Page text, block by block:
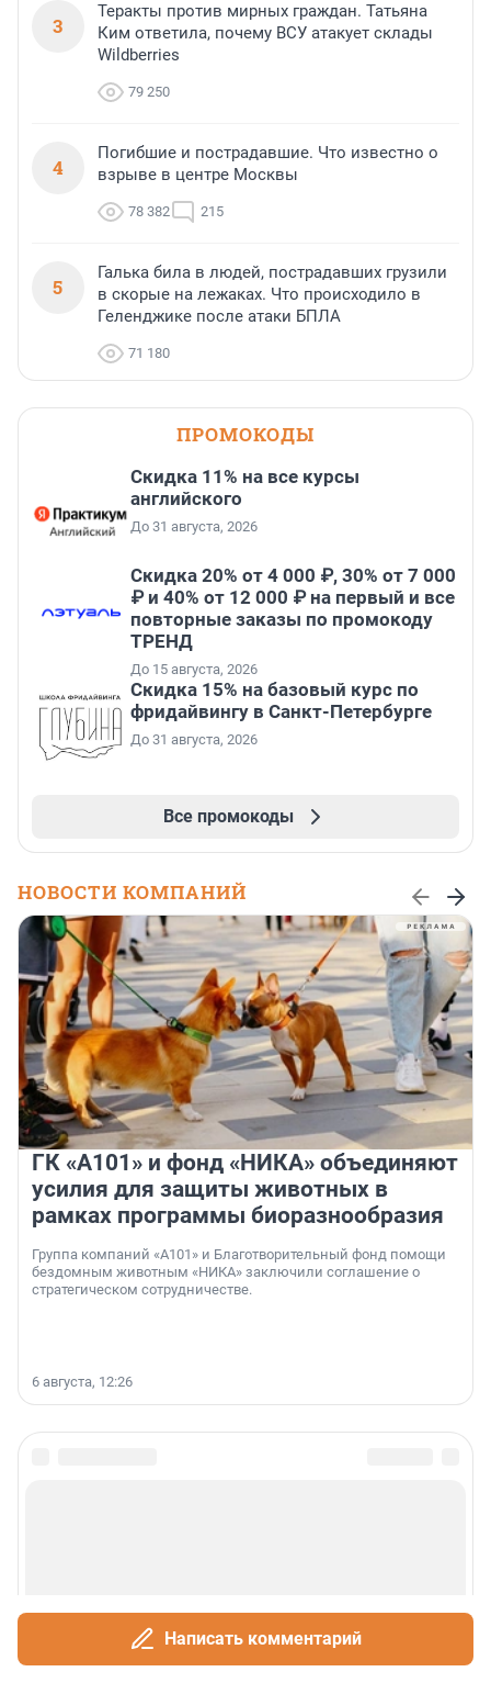
3
Теракты против мирных граждан. Татьяна
Ким ответила, почему ВСУ атакует склады
Wildberries
79 250
4
Погибшие и пострадавшие. Что известно о
взрыве в центре Москвы
78 382 215
5
Галька била в людей, пострадавших грузили
в скорые на лежаках. Что происходило в
Геленджике после атаки БПЛА
71 180
ПРОМОКОДЫ
Скидка 11% на все курсы
английского
До 31 августа, 2026
Скидка 20% от 4 000 ₽, 30% от 7 000
₽ и 40% от 12 000 ₽ на первый и все
повторные заказы по промокоду
ТРЕНД
До 15 августа, 2026
Скидка 15% на базовый курс по
фридайвингу в Санкт-Петербурге
До 31 августа, 2026
Все промокоды
НОВОСТИ КОМПАНИЙ
ГК «А101» и фонд «НИКА» объединяют
усилия для защиты животных в
рамках программы биоразнообразия
Группа компаний «А101» и Благотворительный фонд помощи
бездомным животным «НИКА» заключили соглашение о
стратегическом сотрудничестве.
6 августа, 12:26
Написать комментарий